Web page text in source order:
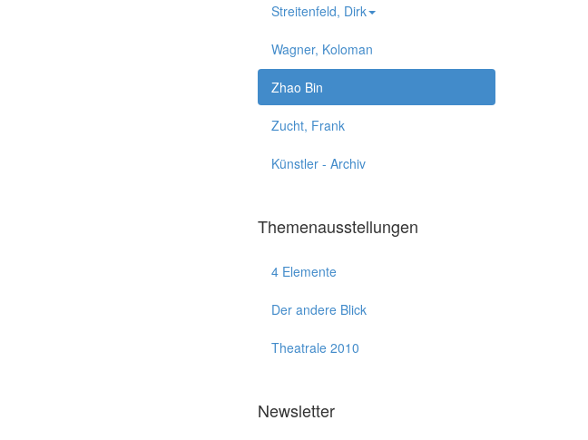
Streitenfeld, Dirk
Wagner, Koloman
Zhao Bin
Zucht, Frank
Künstler - Archiv
Themenausstellungen
4 Elemente
Der andere Blick
Theatrale 2010
Newsletter